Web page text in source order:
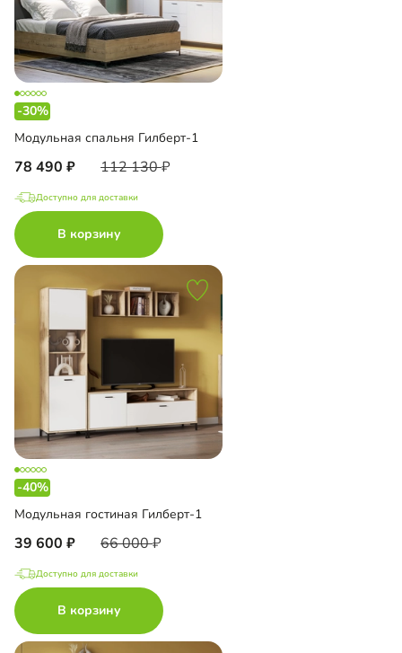
-30%
Модульная спальня Гилберт-1
78 490 112 130
Доступно для доставки
В корзину
-40%
Модульная гостиная Гилберт-1
39 600 66 000
Доступно для доставки
В корзину